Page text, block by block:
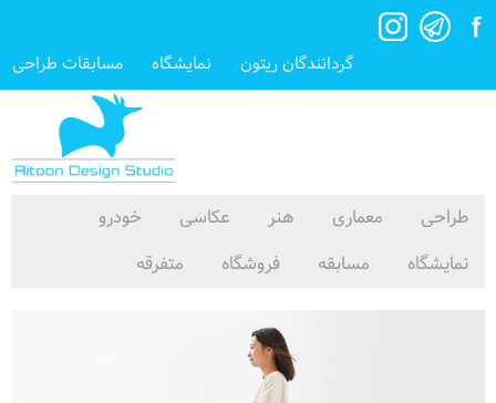
گردانندگان ریتون نمایشگاه مسابقات طراحی
طراحی معماری هنر عکاسی
خودرو
نمایشگاه
مسابقه فروشگاه متفرقه